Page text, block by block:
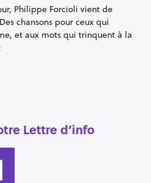
Philippe Forcioli vient de
chansons pour ceux qui
et aux mots qui trinquent à la
Lettre d’info